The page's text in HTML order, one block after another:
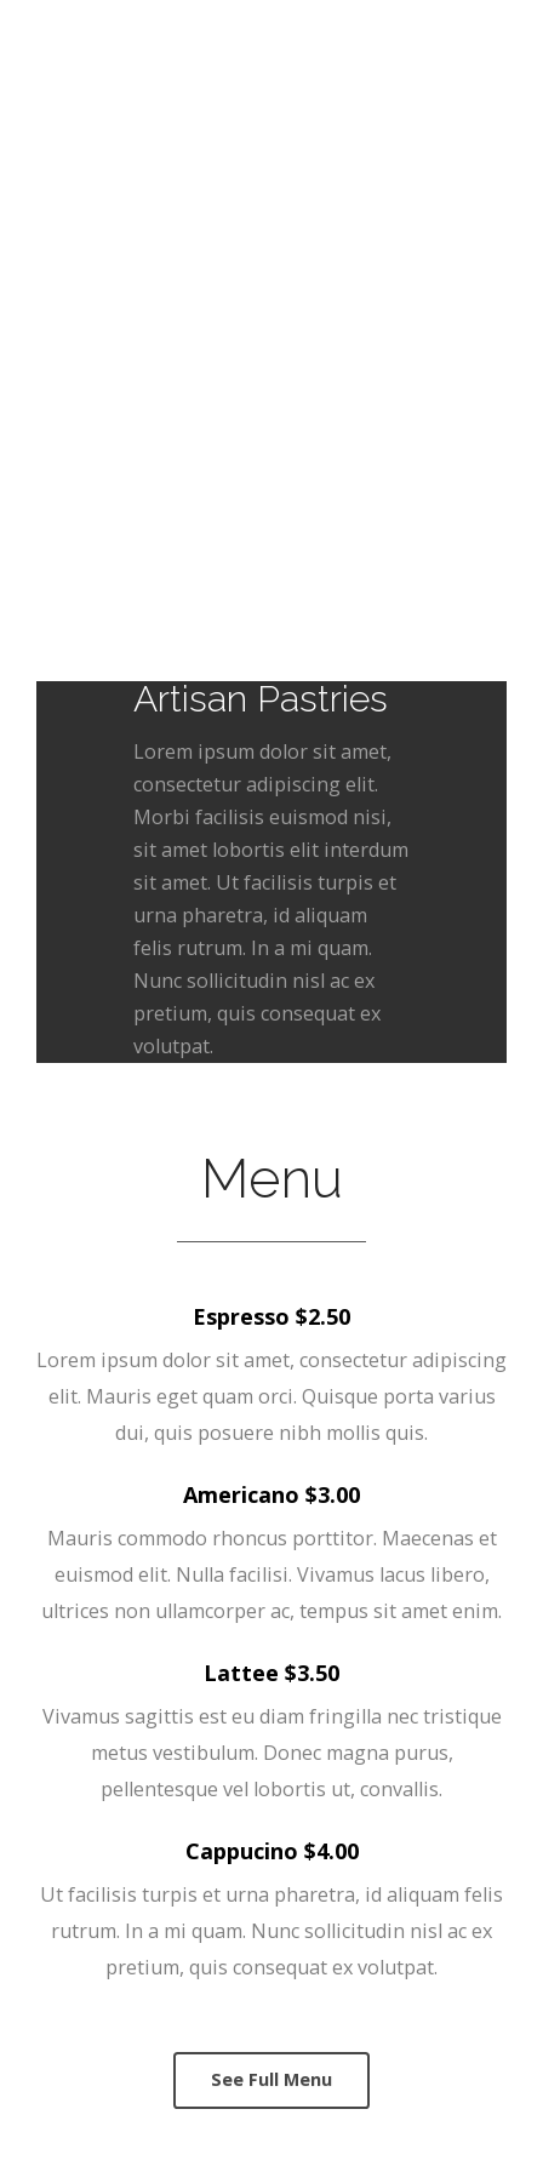
Artisan Pastries
Lorem ipsum dolor sit amet,
consectetur adipiscing elit.
Morbi facilisis euismod nisi,
sit amet lobortis elit interdum
sit amet. Ut facilisis turpis et
urna pharetra, id aliquam
felis rutrum. In a mi quam.
Nunc sollicitudin nisl ac ex
pretium, quis consequat ex
volutpat.
Menu
Espresso $2.50
Lorem ipsum dolor sit amet, consectetur adipiscing
elit. Mauris eget quam orci. Quisque porta varius
dui, quis posuere nibh mollis quis.
Americano $3.00
Mauris commodo rhoncus porttitor. Maecenas et
euismod elit. Nulla facilisi. Vivamus lacus libero,
ultrices non ullamcorper ac, tempus sit amet enim.
Lattee $3.50
Vivamus sagittis est eu diam fringilla nec tristique
metus vestibulum. Donec magna purus,
pellentesque vel lobortis ut, convallis.
Cappucino $4.00
Ut facilisis turpis et urna pharetra, id aliquam felis
rutrum. In a mi quam. Nunc sollicitudin nisl ac ex
pretium, quis consequat ex volutpat.
See Full Menu